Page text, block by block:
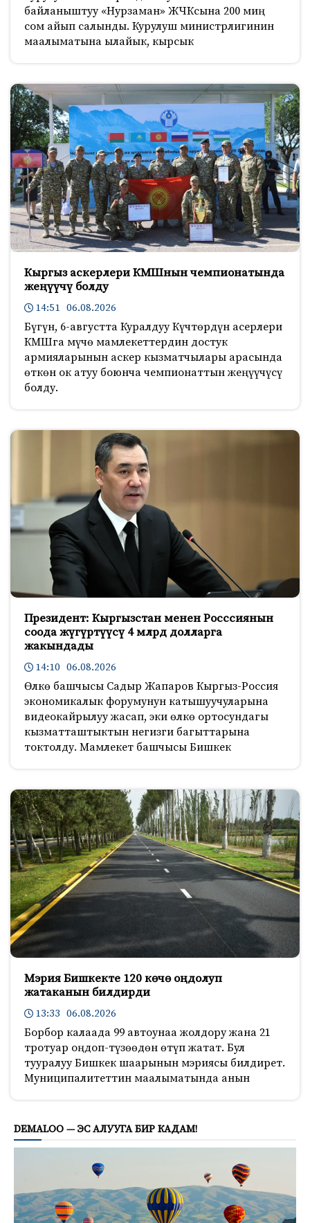
байланыштуу «Нурзаман» ЖЧКсына 200 миң
сом айып салынды. Курулуш министрлигинин
маалыматына ылайык, кырсык
Кыргыз аскерлери КМШнын чемпионатында
жеңүүчү болду
14:51 06.08.2026
Бүгүн, 6-августта Куралдуу Күчтөрдүн асерлери
КМШга мүчө мамлекеттердин достук
армияларынын аскер кызматчылары арасында
өткөн ок атуу боюнча чемпионаттын жеңүүчүсү
болду.
Президент: Кыргызстан менен Росссиянын
соода жүгүртүүсү 4 млрд долларга
жакындады
14:10 06.08.2026
Өлкө башчысы Садыр Жапаров Кыргыз-Россия
экономикалык форумунун катышуучуларына
видеокайрылуу жасап, эки өлкө ортосундагы
кызматташтыктын негизги багыттарына
токтолду. Мамлекет башчысы Бишкек
Мэрия Бишкекте 120 көчө оңдолуп
жатаканын билдирди
13:33 06.08.2026
Борбор калаада 99 автоунаа жолдору жана 21
тротуар оңдоп-түзөөдөн өтүп жатат. Бул
тууралуу Бишкек шаарынын мэриясы билдирет.
Муниципалитеттин маалыматында анын
DEMALOO — ЭС АЛУУГА БИР КАДАМ!